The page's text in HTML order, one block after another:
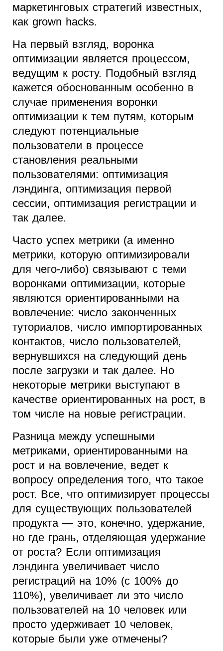
маркетинговых стратегий известных,
как grown hacks.
На первый взгляд, воронка
оптимизации является процессом,
ведущим к росту. Подобный взгляд
кажется обоснованным особенно в
случае применения воронки
оптимизации к тем путям, которым
следуют потенциальные
пользователи в процессе
становления реальными
пользователями: оптимизация
лэндинга, оптимизация первой
сессии, оптимизация регистрации и
так далее.
Часто успех метрики (а именно
метрики, которую оптимизировали
для чего-либо) связывают с теми
воронками оптимизации, которые
являются ориентированными на
вовлечение: число законченных
туториалов, число импортированных
контактов, число пользователей,
вернувшихся на следующий день
после загрузки и так далее. Но
некоторые метрики выступают в
качестве ориентированных на рост, в
том числе на новые регистрации.
Разница между успешными
метриками, ориентированными на
рост и на вовлечение, ведет к
вопросу определения того, что такое
рост. Все, что оптимизирует процессы
для существующих пользователей
продукта — это, конечно, удержание,
но где грань, отделяющая удержание
от роста? Если оптимизация
лэндинга увеличивает число
регистраций на 10% (с 100% до
110%), увеличивает ли это число
пользователей на 10 человек или
просто удерживает 10 человек,
которые были уже отмечены?